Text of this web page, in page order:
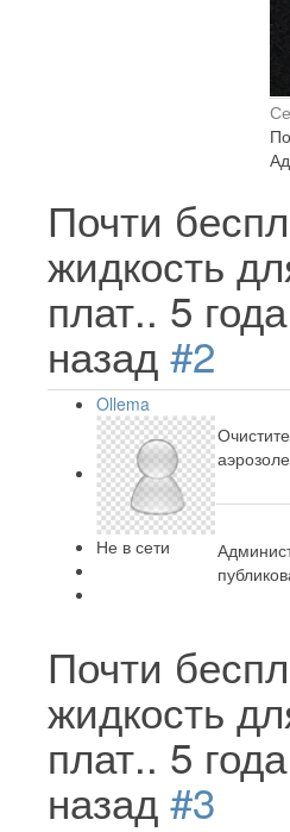
Почти
жидкость
плат.. 5
назад #2
Ollema
Не в сети
Почти
жидкость
плат.. 5
назад #3